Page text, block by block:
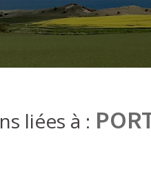
liées à :